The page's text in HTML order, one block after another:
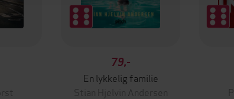
79,-
En lykkelig familie
Stian Hjelvin Andersen